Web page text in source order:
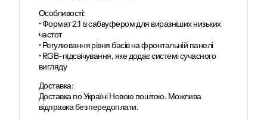
Особливості:
• Формат 2.1 із сабвуфером для виразніших низьких
частот
• Регулювання рівня басів на фронтальній панелі
• RGB-підсвічування, яке додає системі сучасного
вигляду
Доставка:
Доставка по Україні Новою поштою. Можлива
відправка без передоплати.